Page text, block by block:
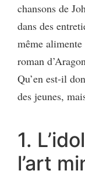
chansons de
dans des
même
roman d’Aragon
Qu’en est-il
des jeunes,
1.
l’art